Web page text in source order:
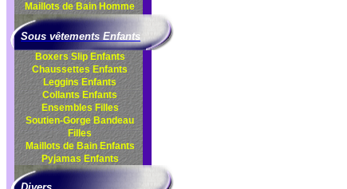
Maillots de Bain Homme
Sous vêtements Enfants
Boxers Slip Enfants
Chaussettes Enfants
Leggins Enfants
Collants Enfants
Ensembles Filles
Soutien-Gorge Bandeau
Filles
Maillots de Bain Enfants
Pyjamas Enfants